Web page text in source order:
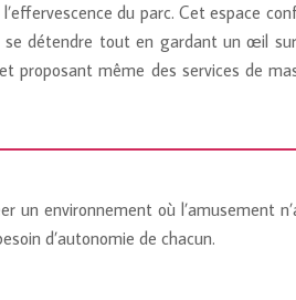
du parc. Cet espace
détendre tout en gardant un œil
proposant même des services de
un environnement où l’amusement
d’autonomie de chacun.